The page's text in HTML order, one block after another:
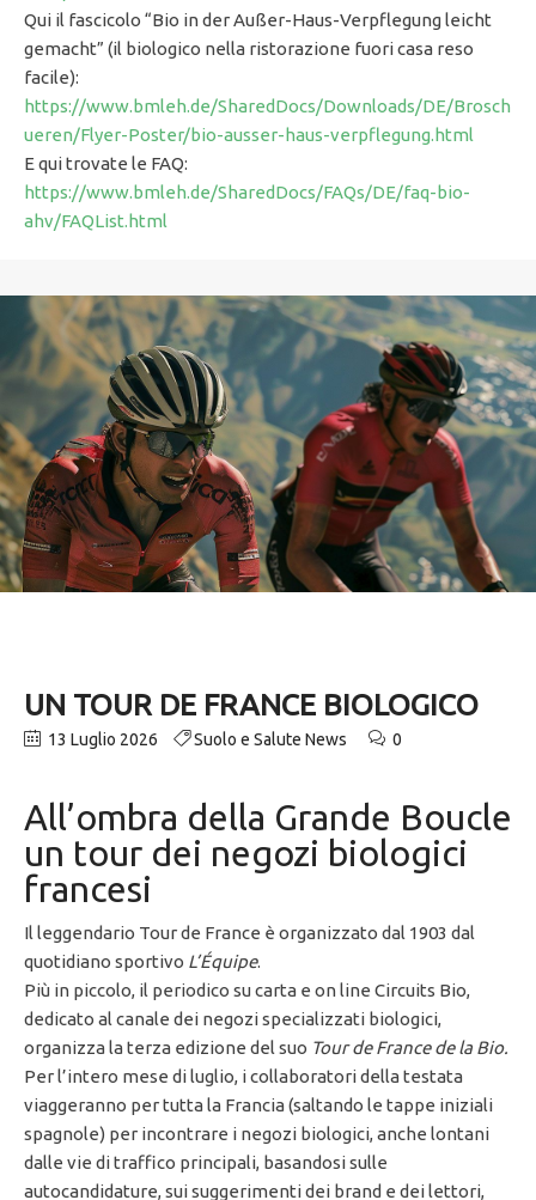
Qui il fascicolo “Bio in der Außer-Haus-Verpflegung leicht
gemacht” (il biologico nella ristorazione fuori casa reso
facile):
https://www.bmleh.de/SharedDocs/Downloads/DE/Brosch
ueren/Flyer-Poster/bio-ausser-haus-verpflegung.html
E qui trovate le FAQ:
https://www.bmleh.de/SharedDocs/FAQs/DE/faq-bio-
ahv/FAQList.html
UN TOUR DE FRANCE BIOLOGICO
13 Luglio 2026 Suolo e Salute News 0
All’ombra della Grande Boucle
un tour dei negozi biologici
francesi
Il leggendario Tour de France è organizzato dal 1903 dal
quotidiano sportivo L’Équipe.
Più in piccolo, il periodico su carta e on line Circuits Bio,
dedicato al canale dei negozi specializzati biologici,
organizza la terza edizione del suo Tour de France de la Bio.
Per l’intero mese di luglio, i collaboratori della testata
viaggeranno per tutta la Francia (saltando le tappe iniziali
spagnole) per incontrare i negozi biologici, anche lontani
dalle vie di traffico principali, basandosi sulle
autocandidature, sui suggerimenti dei brand e dei lettori,